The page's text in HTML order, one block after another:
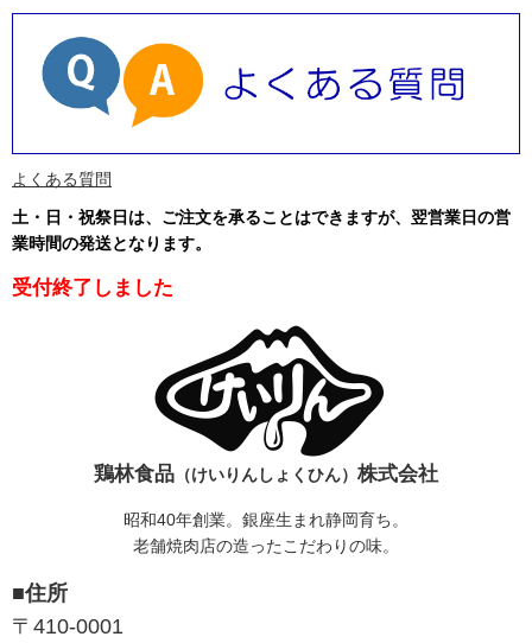
よくある質問
土・日・祝祭日は、ご注文を承ることはできますが、翌営業日の営
業時間の発送となります。
受付終了しました
鶏林食品 （けいりんしょくひん） 株式会社
昭和40年創業。銀座生まれ静岡育ち。
老舗焼肉店の造ったこだわりの味。
■住所
〒410-0001